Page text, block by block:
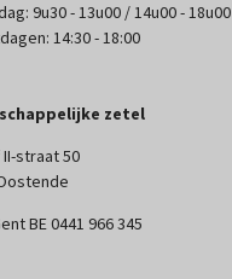
9u30 - 13u00 / 14u00 - 18u00
14:30 - 18:00
zetel
straat 50
BE 0441 966 345